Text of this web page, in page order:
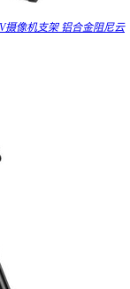
摄像机支架 铝合金阻尼云